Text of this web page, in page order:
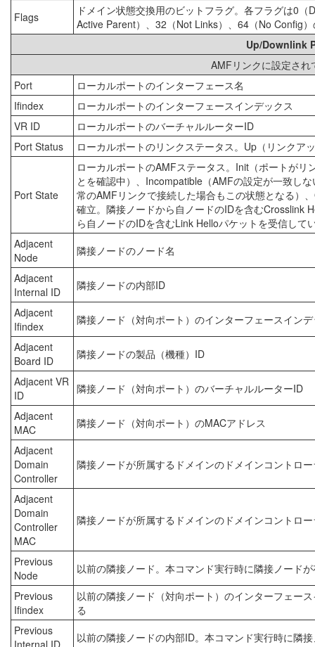
Flags
ドメイン状態交換用のビットフラグ。各フラグは0
Active Parent）、32（Not Links）、64（No Config
Up/Downlink
AMFリンクに設定さ
Port
ローカルポートのインターフェース名
Ifindex
ローカルポートのインターフェースインデックス
VR ID
ローカルポートのバーチャルルーターID
Port Status
ローカルポートのリンクステータス。Up（リンクア
Port State
ローカルポートのAMFステータス。Init（ポートが
とを確認中）、Incompatible（AMFの設定が一致し
常のAMFリンクで接続した場合もこの状態となる）
確立。隣接ノードから自ノードのIDを含むCrosslink
ら自ノードのIDを含むLink Helloパケットを受信し
Adjacent
Node
隣接ノードのノード名
Adjacent
Internal ID
隣接ノードの内部ID
Adjacent
Ifindex
隣接ノード（対向ポート）のインターフェースイン
Adjacent
Board ID
隣接ノードの製品（機種）ID
Adjacent VR
ID
隣接ノード（対向ポート）のバーチャルルーターID
Adjacent
MAC
隣接ノード（対向ポート）のMACアドレス
Adjacent
Domain
Controller
隣接ノードが所属するドメインのドメインコントロ
Adjacent
Domain
Controller
MAC
隣接ノードが所属するドメインのドメインコントロ
Previous
Node
以前の隣接ノード。本コマンド実行時に隣接ノード
Previous
Ifindex
以前の隣接ノード（対向ポート）のインターフェー
る
Previous
以前の隣接ノードの内部ID。本コマンド実行時に隣